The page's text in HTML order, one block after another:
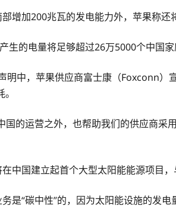
增加200兆瓦的发电能力外，苹果称
生的电量将足够超过26万5000个中国家
明中，苹果供应商富士康（Foxconn
国的运营之外，也帮助我们的供应商采
中国建立起首个大型太阳能能源项目
是“碳中性”的，因为太阳能设施的发